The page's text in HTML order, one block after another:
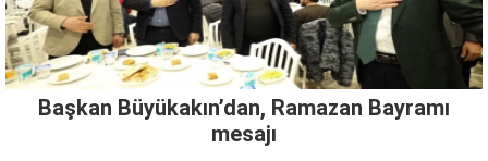
Başkan Büyükakın’dan, Ramazan Bayramı
mesajı